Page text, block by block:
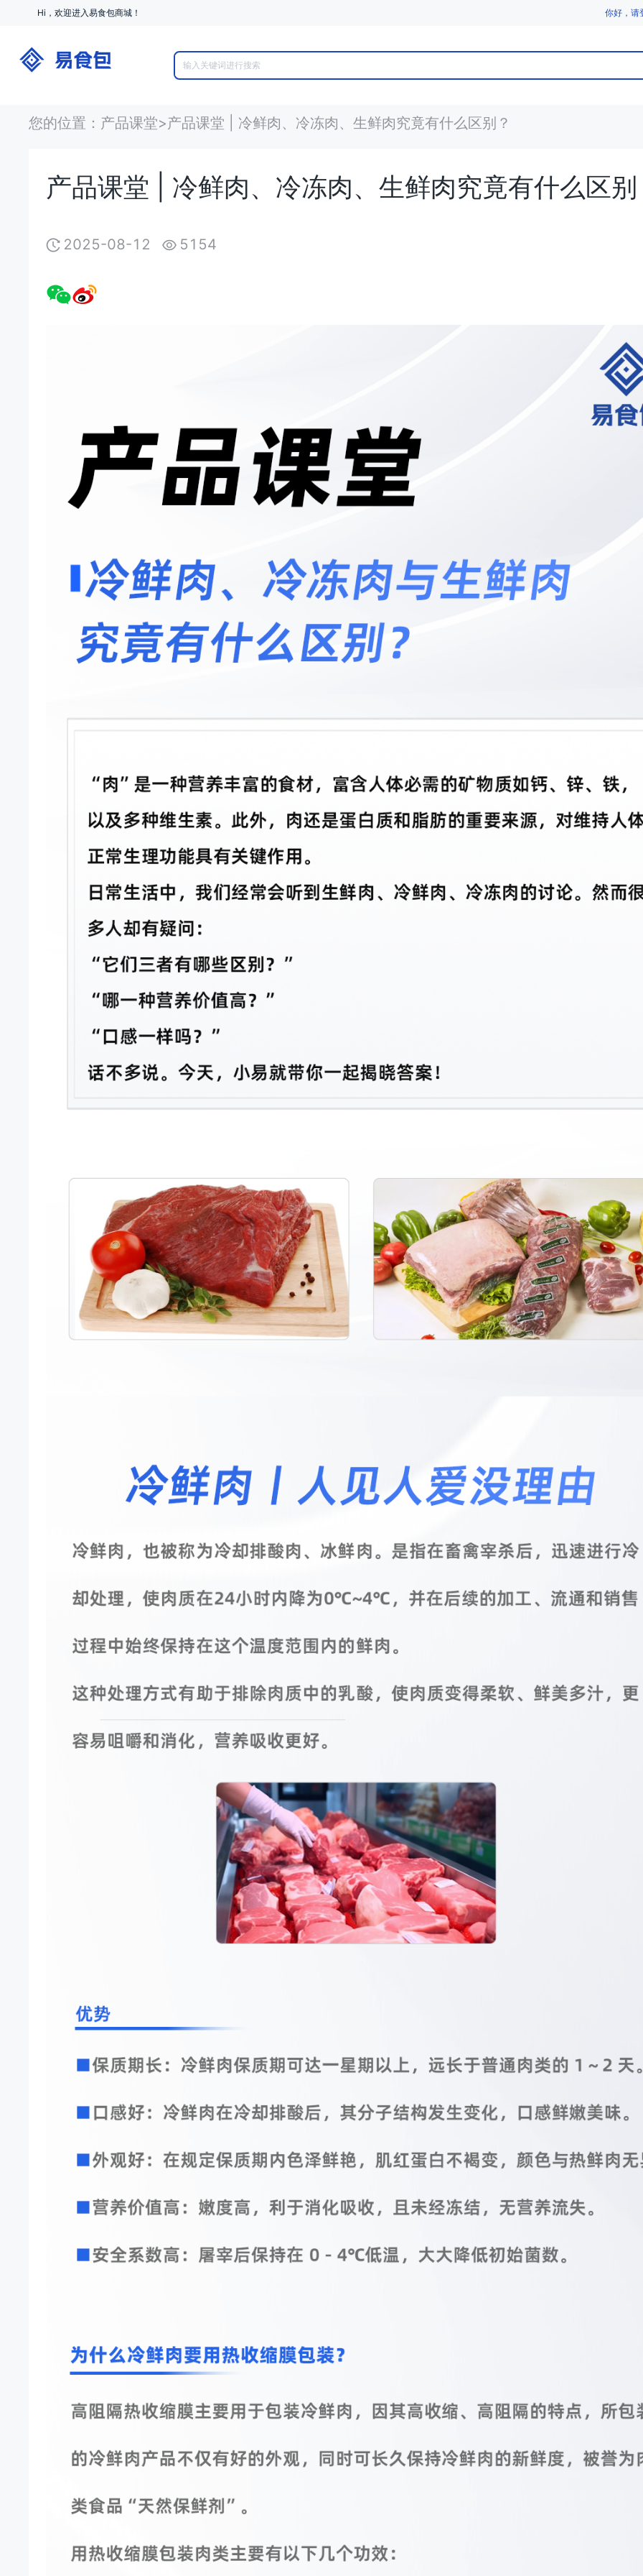
Hi，欢迎进入易食包商城！ 你好，请
您的位置 ： 产品课堂>产品课堂 | 冷鲜肉、冷冻肉、生鲜肉究竟有什么区别？
产品课堂 | 冷鲜肉、冷冻肉、生鲜肉究竟有什么区
2025-08-12 5154